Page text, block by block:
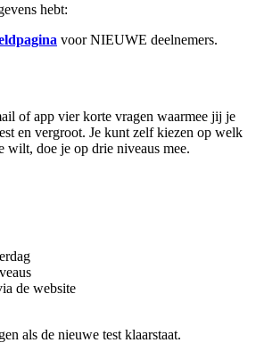
hebt:
voor NIEUWE deelnemers.
of app vier korte vragen waarmee jij je
en vergroot. Je kunt zelf kiezen op welk
wilt, doe je op drie niveaus mee.
de website
als de nieuwe test klaarstaat.